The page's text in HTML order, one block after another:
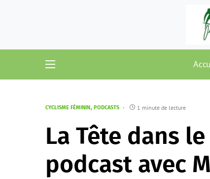
CYCLISME FÉMININ PODCASTS 1 minute de lecture
La Tête dans
podcast avec